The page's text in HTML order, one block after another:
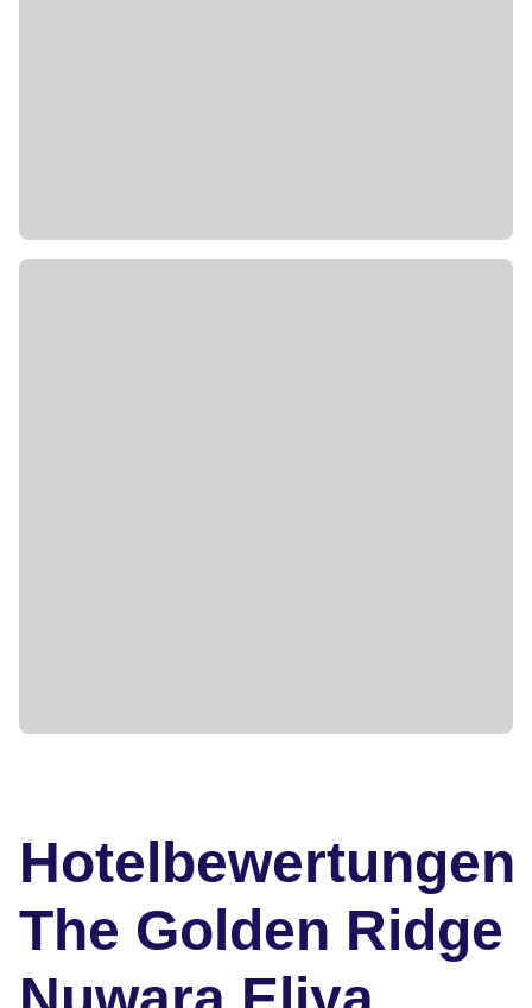
Hotelbewertungen
The Golden Ridge